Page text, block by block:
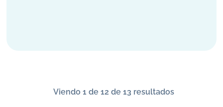
Viendo 1 de 12 de 13 resultados